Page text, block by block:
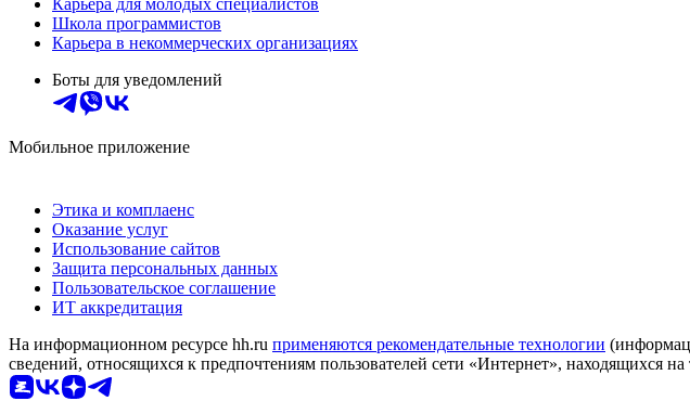
Карьера для молодых специалистов
Школа программистов
Карьера в некоммерческих организациях
Боты для уведомлений
Мобильное приложение
Этика и комплаенс
Оказание услуг
Использование сайтов
Защита персональных данных
Пользовательское соглашение
ИТ аккредитация
На информационном ресурсе hh.ru применяются рекомендательные технологии
сведений, относящихся к предпочтениям пользователей сети «Интернет», находящихся